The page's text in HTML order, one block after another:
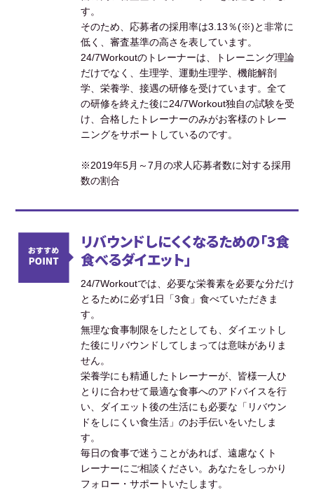
す。
そのため、応募者の採用率は3.13％(※)と非常に
低く、審査基準の高さを表しています。
24/7Workoutのトレーナーは、トレーニング理論
だけでなく、生理学、運動生理学、機能解剖
学、栄養学、接遇の研修を受けています。全て
の研修を終えた後に24/7Workout独自の試験を受
け、合格したトレーナーのみがお客様のトレー
ニングをサポートしているのです。
※2019年5月～7月の求人応募者数に対する採用
数の割合
リバウンドしにくくなるための「3食
食べるダイエット」
24/7Workoutでは、必要な栄養素を必要な分だけ
とるために必ず1日「3食」食べていただきま
す。
無理な食事制限をしたとしても、ダイエットし
た後にリバウンドしてしまっては意味がありま
せん。
栄養学にも精通したトレーナーが、皆様一人ひ
とりに合わせて最適な食事へのアドバイスを行
い、ダイエット後の生活にも必要な「リバウン
ドをしにくい食生活」のお手伝いをいたしま
す。
毎日の食事で迷うことがあれば、遠慮なくト
レーナーにご相談ください。あなたをしっかり
フォロー・サポートいたします。